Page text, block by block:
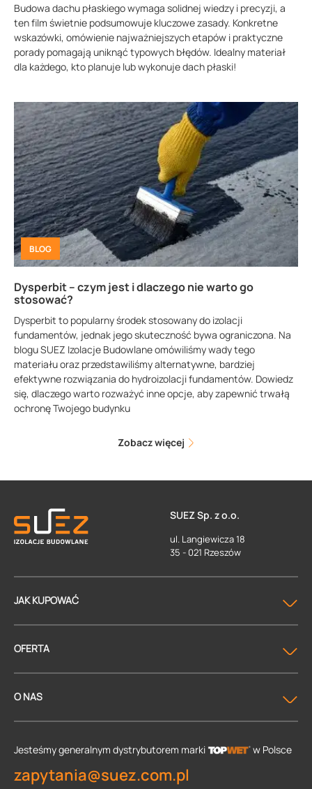
Budowa dachu płaskiego wymaga solidnej wiedzy i precyzji, a
ten film świetnie podsumowuje kluczowe zasady. Konkretne
wskazówki, omówienie najważniejszych etapów i praktyczne
porady pomagają uniknąć typowych błędów. Idealny materiał
dla każdego, kto planuje lub wykonuje dach płaski!
BLOG
Dysperbit – czym jest i dlaczego nie warto go
stosować?
Dysperbit to popularny środek stosowany do izolacji
fundamentów, jednak jego skuteczność bywa ograniczona. Na
blogu SUEZ Izolacje Budowlane omówiliśmy wady tego
materiału oraz przedstawiliśmy alternatywne, bardziej
efektywne rozwiązania do hydroizolacji fundamentów. Dowiedz
się, dlaczego warto rozważyć inne opcje, aby zapewnić trwałą
ochronę Twojego budynku
Zobacz więcej
SUEZ Sp. z o.o.
ul. Langiewicza 18
35 - 021 Rzeszów
JAK KUPOWAĆ
OFERTA
O NAS
Jesteśmy generalnym dystrybutorem marki w Polsce
zapytania@suez.com.pl